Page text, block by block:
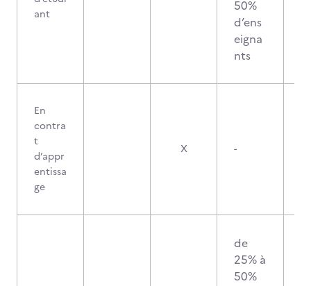
ant
50%
d’ens
eigna
nts
En
contra
t
d’appr
entissa
ge
X -
de
25% à
50%